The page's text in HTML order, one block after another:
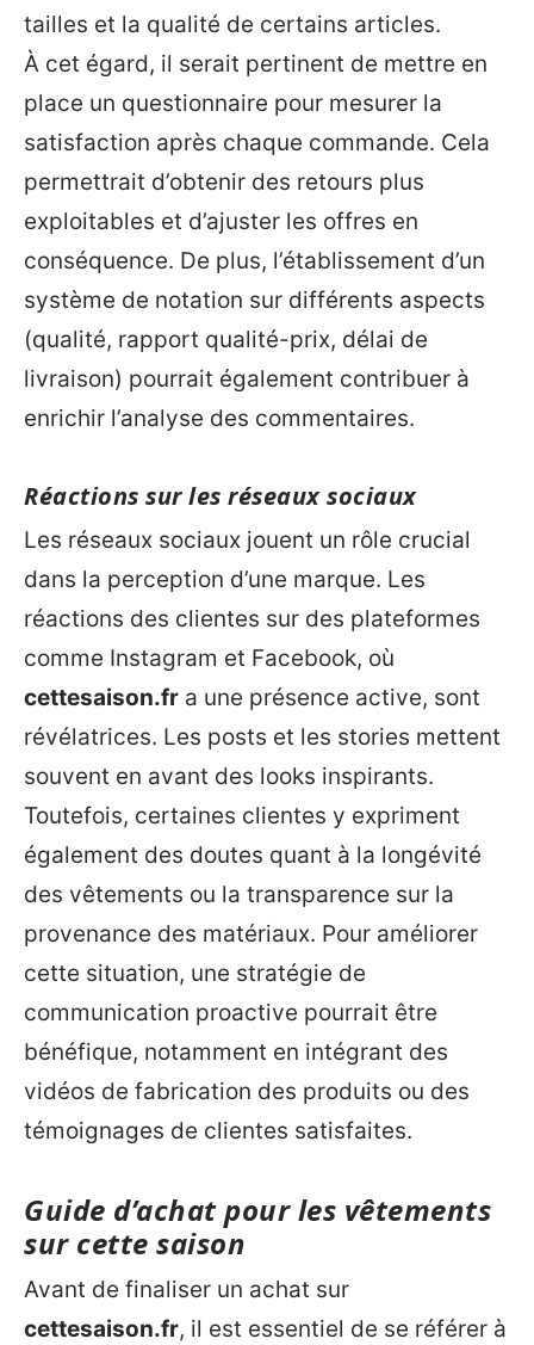
tailles et la qualité de certains articles.
À cet égard, il serait pertinent de mettre en
place un questionnaire pour mesurer la
satisfaction après chaque commande. Cela
permettrait d’obtenir des retours plus
exploitables et d’ajuster les offres en
conséquence. De plus, l’établissement d’un
système de notation sur différents aspects
(qualité, rapport qualité-prix, délai de
livraison) pourrait également contribuer à
enrichir l’analyse des commentaires.
Réactions sur les réseaux sociaux
Les réseaux sociaux jouent un rôle crucial
dans la perception d’une marque. Les
réactions des clientes sur des plateformes
comme Instagram et Facebook, où
cettesaison.fr a une présence active, sont
révélatrices. Les posts et les stories mettent
souvent en avant des looks inspirants.
Toutefois, certaines clientes y expriment
également des doutes quant à la longévité
des vêtements ou la transparence sur la
provenance des matériaux. Pour améliorer
cette situation, une stratégie de
communication proactive pourrait être
bénéfique, notamment en intégrant des
vidéos de fabrication des produits ou des
témoignages de clientes satisfaites.
Guide d’achat pour les vêtements
sur cette saison
Avant de finaliser un achat sur
cettesaison.fr, il est essentiel de se référer à